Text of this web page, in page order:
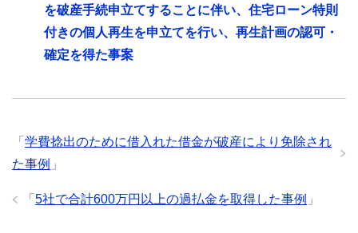
を破産手続申立てすることに伴い、住宅ローン特則
付きの個人再生を申立てを行い、再生計画の認可・
確定を得た事案
「 学費捻出のために借入れた借金が破産により免除され
た事例 」
「 5社で合計600万円以上の過払金を取得した事例 」